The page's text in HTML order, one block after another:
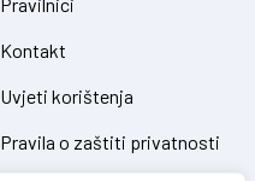
Pravilnici
Kontakt
Uvjeti korištenja
Pravila o zaštiti privatnosti